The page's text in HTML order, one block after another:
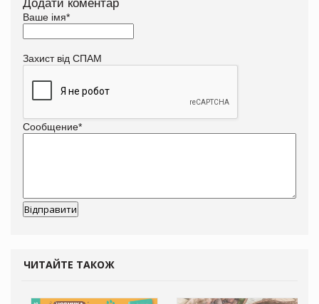
Додати коментар
Ваше імя*
Захист від СПАМ
Сообщение*
ЧИТАЙТЕ ТАКОЖ